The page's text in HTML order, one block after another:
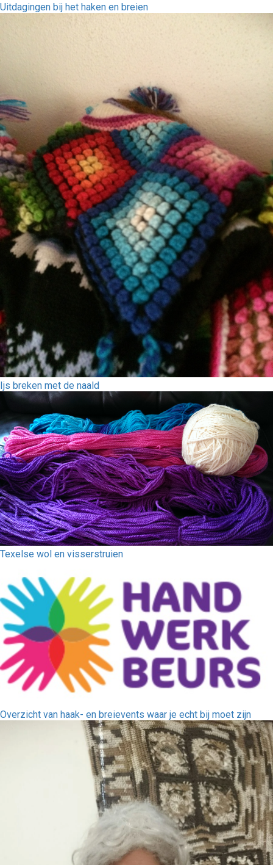
Uitdagingen bij het haken en breien
Ijs breken met de naald
Texelse wol en visserstruien
Overzicht van haak- en breievents waar je echt bij moet zijn